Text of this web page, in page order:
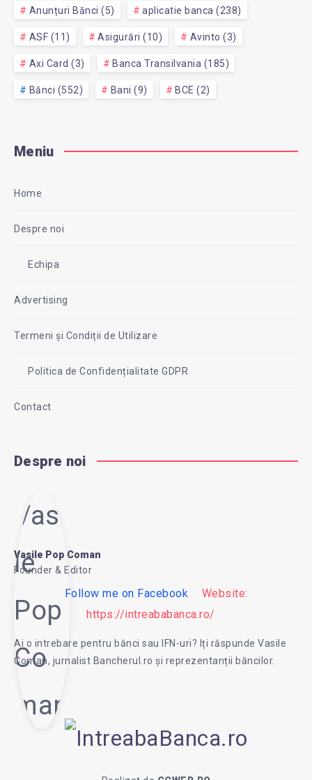
Anunțuri Bănci (5) aplicatie banca (238)
ASF (11) Asigurări (10) Avinto (3)
Axi Card (3) Banca Transilvania (185)
Bănci (552) Bani (9) BCE (2)
Meniu
Home
Despre noi
Echipa
Advertising
Termeni și Condiții de Utilizare
Politica de Confidențialitate GDPR
Contact
Despre noi
Vasi
le
Pop
Co
man
Vasile Pop Coman
Founder & Editor
Follow me on Facebook
Website:
https://intreababanca.ro/
Ai o intrebare pentru bănci sau IFN-uri? Iți răspunde Vasile
Coman, jurnalist Bancherul.ro și reprezentanții băncilor.